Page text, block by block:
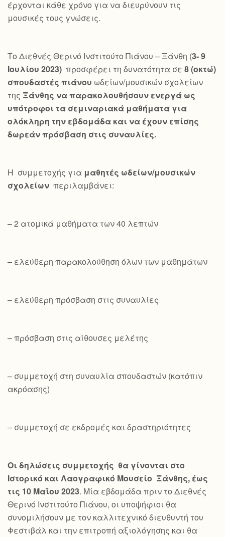
έρχονται κάθε χρόνο για να διευρύνουν τις
μουσικές τους γνώσεις.
Το Διεθνές Θερινό Ινστιτούτο Πιάνου – Ξάνθη (3- 9
Ιουλίου 2023) προσφέρει τη δυνατότητα σε 8 (οκτώ)
σπουδαστές πιάνου ωδείων/μουσικών σχολείων
της Ξάνθης να παρακολουθήσουν ενεργά ως
υπότροφοι τα σεμιναριακά μαθήματα για
ολόκληρη την εβδομάδα και να έχουν επίσης
δωρεάν πρόσβαση στις συναυλίες.
Η συμμετοχής για μαθητές ωδείων/μουσικών
σχολείων περιλαμβάνει:
– 2 ατομικά μαθήματα των 40 λεπτών
– ελεύθερη παρακολούθηση όλων των μαθημάτων
– ελεύθερη πρόσβαση στις συναυλίες
– πρόσβαση στις αίθουσες μελέτης
– συμμετοχή στη συναυλία σπουδαστών (κατόπιν
ακρόασης)
– συμμετοχή σε εκδρομές και δραστηριότητες
Οι δηλώσεις συμμετοχής θα γίνονται στο
Ιστορικό και Λαογραφικό Μουσείο Ξάνθης, έως
τις 10 Μαΐου 2023. Μία εβδομάδα πριν το Διεθνές
Θερινό Ινστιτούτο Πιάνου, οι υποψήφιοι θα
συνομιλήσουν με τον καλλιτεχνικό διευθυντή του
Φεστιβάλ και την επιτροπή αξιολόγησης και θα